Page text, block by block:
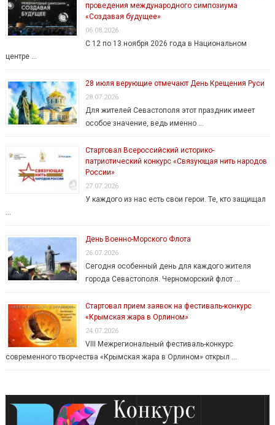
проведения международного симпозиума
«Создавая будущее»
06.08.2026
С 12 по 13 ноября 2026 года в Национальном
центре …
28 июля верующие отмечают День Крещения Руси
28.07.2026
Для жителей Севастополя этот праздник имеет
особое значение, ведь именно …
Стартовал Всероссийский историко-
патриотический конкурс «Связующая нить народов
России»
27.07.2026
У каждого из нас есть свои герои. Те, кто защищал
…
День Военно-Морского Флота
26.07.2026
Сегодня особенный день для каждого жителя
города Севастополя. Черноморский флот …
Стартовал прием заявок на фестиваль-конкурс
«Крымская жара в Орлином»
24.07.2026
VIII Межрегиональный фестиваль-конкурс
современного творчества «Крымская жара в Орлином» открыл …